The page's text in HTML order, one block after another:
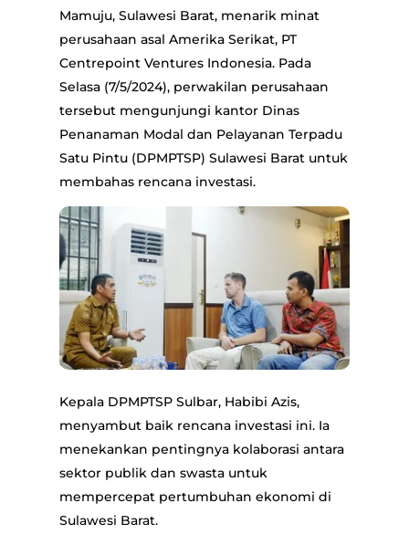
Mamuju, Sulawesi Barat, menarik minat
perusahaan asal Amerika Serikat, PT
Centrepoint Ventures Indonesia. Pada
Selasa (7/5/2024), perwakilan perusahaan
tersebut mengunjungi kantor Dinas
Penanaman Modal dan Pelayanan Terpadu
Satu Pintu (DPMPTSP) Sulawesi Barat untuk
membahas rencana investasi.
Kepala DPMPTSP Sulbar, Habibi Azis,
menyambut baik rencana investasi ini. Ia
menekankan pentingnya kolaborasi antara
sektor publik dan swasta untuk
mempercepat pertumbuhan ekonomi di
Sulawesi Barat.